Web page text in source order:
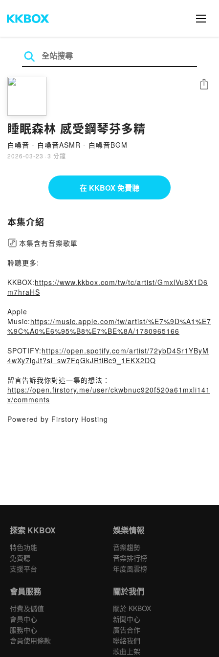
睡眠森林 感受鋼琴芬多精
白噪音 - 白噪音ASMR - 白噪音BGM
2026-03-23 · 3 分鐘
分享
在 KKBOX 免費聽
本集介紹
本集含有音樂歌單
聆聽更多:
KKBOX:https://www.kkbox.com/tw/tc/artist/GmxlVu8X1D6
m7hraHS
Apple
Music:https://music.apple.com/tw/artist/%E7%9D%A1%E7
%9C%A0%E6%95%B8%E7%BE%8A/1780965166
SPOTIFY:https://open.spotify.com/artist/72ybD4Sr1YByM
4wXy7lgJt?si=sw7FqGkJRtiBc9_1EKX2DQ
留言告訴我你對這一集的想法：
https://open.firstory.me/user/ckwbnuc920f520a61mxli141
x/comments
Powered by Firstory Hosting
探索 KKBOX
特色功能
免費聽
支援平台
娛樂情報
音樂趨勢
音樂排行榜
年度風雲榜
會員服務
付費及儲值
會員中心
服務中心
會員使用條款
關於我們
關於 KKBOX
新聞中心
廣告合作
聯絡我們
歌曲上架